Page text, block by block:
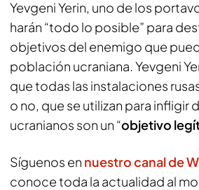
Yevgeni Yerin, uno de los
harán “todo lo posible” para
objetivos del enemigo que
población ucraniana. Yevgeni
que todas las instalaciones
o no, que se utilizan para infligir
ucranianos son un “objetivo
Síguenos en nuestro canal de
conoce toda la actualidad al